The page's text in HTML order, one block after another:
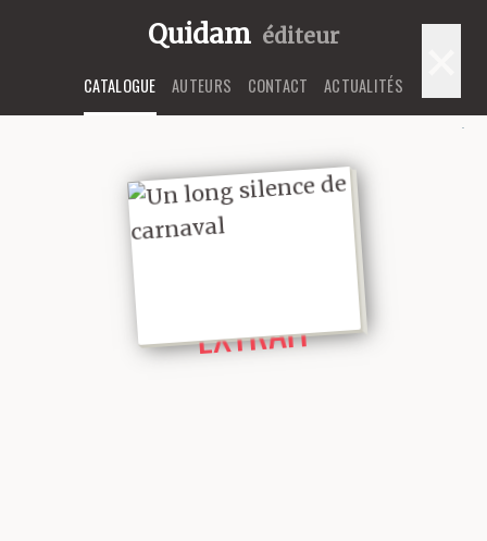
Quidam éditeur
CATALOGUE AUTEURS CONTACT ACTUALITÉS
EXTRAIT